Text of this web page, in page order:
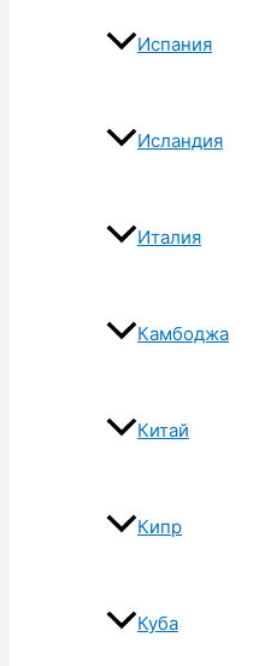
Испания
Исландия
Италия
Камбоджа
Китай
Кипр
Куба